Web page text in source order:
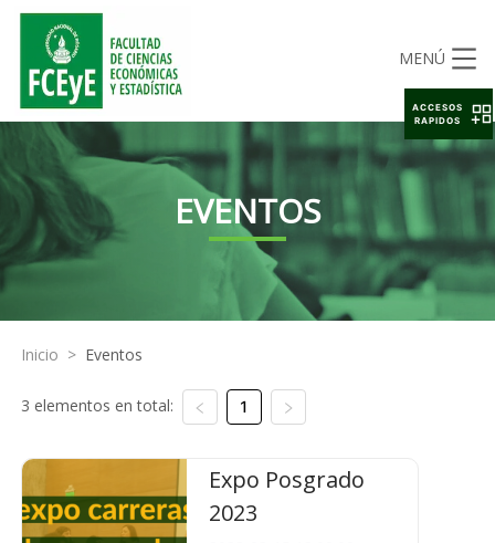
MENÚ
EVENTOS
Inicio > Eventos
3 elementos en total: 1
Expo Posgrado
2023
ACCESOS
RAPIDOS